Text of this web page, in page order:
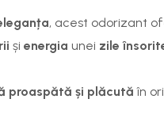
, acest odorizant
și energia unei zile
proaspătă și plăcută în